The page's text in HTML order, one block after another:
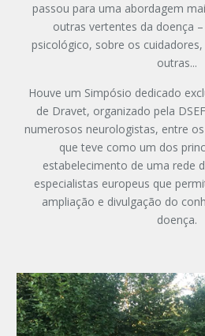
passou para uma abordagem
outras vertentes da doença
psicológico, sobre os
outras...
Houve um Simpósio dedicado
de Dravet, organizado pela
numerosos neurologistas, entre
que teve como um dos
estabelecimento de uma rede
especialistas europeus que
ampliação e divulgação do
doença.